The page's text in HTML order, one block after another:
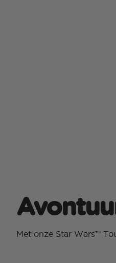
Met onze Star Wars™